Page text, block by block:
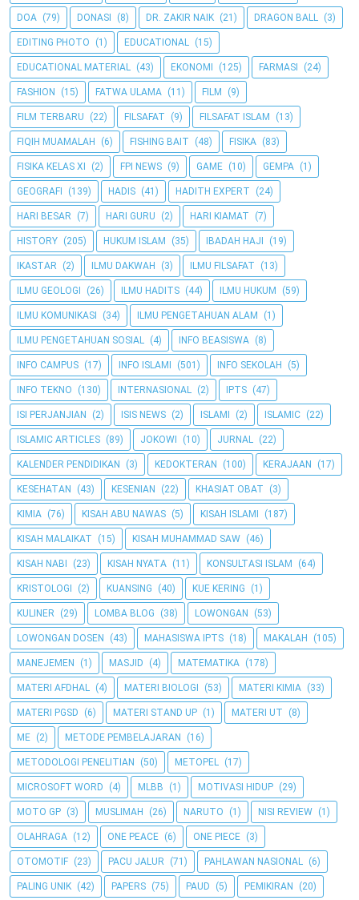
DOA (79) DONASI (8) DR. ZAKIR NAIK (21) DRAGON BALL (3)
EDITING PHOTO (1) EDUCATIONAL (15)
EDUCATIONAL MATERIAL (43) EKONOMI (125) FARMASI (24)
FASHION (15) FATWA ULAMA (11) FILM (9)
FILM TERBARU (22) FILSAFAT (9) FILSAFAT ISLAM (13)
FIQIH MUAMALAH (6) FISHING BAIT (48) FISIKA (83)
FISIKA KELAS XI (2) FPI NEWS (9) GAME (10) GEMPA (1)
GEOGRAFI (139) HADIS (41) HADITH EXPERT (24)
HARI BESAR (7) HARI GURU (2) HARI KIAMAT (7)
HISTORY (205) HUKUM ISLAM (35) IBADAH HAJI (19)
IKASTAR (2) ILMU DAKWAH (3) ILMU FILSAFAT (13)
ILMU GEOLOGI (26) ILMU HADITS (44) ILMU HUKUM (59)
ILMU KOMUNIKASI (34) ILMU PENGETAHUAN ALAM (1)
ILMU PENGETAHUAN SOSIAL (4) INFO BEASISWA (8)
INFO CAMPUS (17) INFO ISLAMI (501) INFO SEKOLAH (5)
INFO TEKNO (130) INTERNASIONAL (2) IPTS (47)
ISI PERJANJIAN (2) ISIS NEWS (2) ISLAMI (2) ISLAMIC (22)
ISLAMIC ARTICLES (89) JOKOWI (10) JURNAL (22)
KALENDER PENDIDIKAN (3) KEDOKTERAN (100) KERAJAAN (17)
KESEHATAN (43) KESENIAN (22) KHASIAT OBAT (3)
KIMIA (76) KISAH ABU NAWAS (5) KISAH ISLAMI (187)
KISAH MALAIKAT (15) KISAH MUHAMMAD SAW (46)
KISAH NABI (23) KISAH NYATA (11) KONSULTASI ISLAM (64)
KRISTOLOGI (2) KUANSING (40) KUE KERING (1)
KULINER (29) LOMBA BLOG (38) LOWONGAN (53)
LOWONGAN DOSEN (43) MAHASISWA IPTS (18) MAKALAH (105)
MANEJEMEN (1) MASJID (4) MATEMATIKA (178)
MATERI AFDHAL (4) MATERI BIOLOGI (53) MATERI KIMIA (33)
MATERI PGSD (6) MATERI STAND UP (1) MATERI UT (8)
ME (2) METODE PEMBELAJARAN (16)
METODOLOGI PENELITIAN (50) METOPEL (17)
MICROSOFT WORD (4) MLBB (1) MOTIVASI HIDUP (29)
MOTO GP (3) MUSLIMAH (26) NARUTO (1) NISI REVIEW (1)
OLAHRAGA (12) ONE PEACE (6) ONE PIECE (3)
OTOMOTIF (23) PACU JALUR (71) PAHLAWAN NASIONAL (6)
PALING UNIK (42) PAPERS (75) PAUD (5) PEMIKIRAN (20)